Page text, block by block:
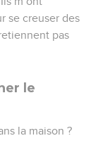
se creuser des
pas
le
la maison ?